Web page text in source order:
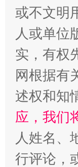
扯下公
或不文明
人或单位
实，有权
网根据有
述权和知
应，我们
人姓名、
行评论，